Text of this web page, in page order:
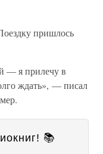
пришлось
— я прилечу в
ждать», — писал
📚